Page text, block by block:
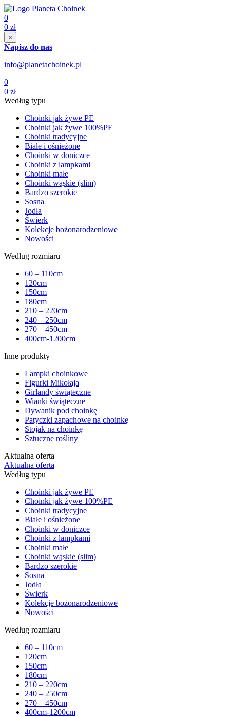
0
0 zł
×
Napisz do nas
info@planetachoinek.pl
0
0 zł
Według typu
Choinki jak żywe PE
Choinki jak żywe 100%PE
Choinki tradycyjne
Białe i ośnieżone
Choinki w doniczce
Choinki z lampkami
Choinki małe
Choinki wąskie (slim)
Bardzo szerokie
Sosna
Jodła
Świerk
Kolekcje bożonarodzeniowe
Nowości
Według rozmiaru
60 – 110cm
120cm
150cm
180cm
210 – 220cm
240 – 250cm
270 – 450cm
400cm-1200cm
Inne produkty
Lampki choinkowe
Figurki Mikołaja
Girlandy świąteczne
Wianki świąteczne
Dywanik pod choinkę
Patyczki zapachowe na choinkę
Stojak na choinkę
Sztuczne rośliny
Aktualna oferta
Aktualna oferta
Według typu
Choinki jak żywe PE
Choinki jak żywe 100%PE
Choinki tradycyjne
Białe i ośnieżone
Choinki w doniczce
Choinki z lampkami
Choinki małe
Choinki wąskie (slim)
Bardzo szerokie
Sosna
Jodła
Świerk
Kolekcje bożonarodzeniowe
Nowości
Według rozmiaru
60 – 110cm
120cm
150cm
180cm
210 – 220cm
240 – 250cm
270 – 450cm
400cm-1200cm